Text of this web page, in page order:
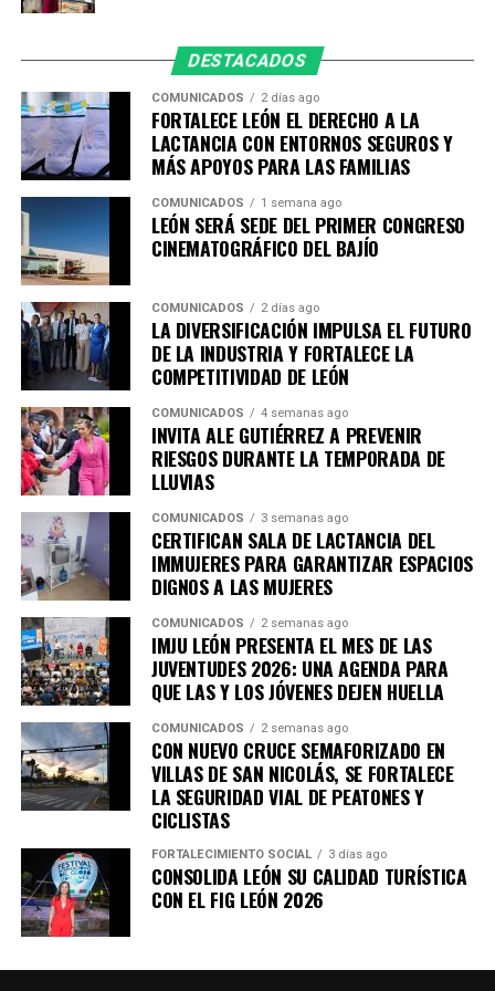
motocicletas, 33 autos y camionetas, un tractocamión y
Esta cifra se suma a los 871 vehículos con reporte de
robo recuperados, durante el año, en su mayoría fueron
motocicletas con 552 unidades aseguradas.
en los principales indicadores delictivos. De enero a
julio, los homicidios dolosos disminuyeron en promedio
12% respecto al mismo periodo de 2025.
En este lapso, los homicidios dolosos pasaron de 348
casos en 2025 a 305 en 2026, lo que representa una
disminución de 12.36% Asimismo, en este periodo se
registraron disminuciones en delitos patrimoniales:
– Robo a casa habitación: -21.51%.
– Robo a transeúnte: -14.67%
– Robo de vehículo: -24.29%
La Secretaría de Seguridad, Prevención y Protección
Ciudadana mantiene el despliegue operativo para
detener a quienes delinquen, retirar de las calles armas y
objetos utilizados para cometer delitos y responder con
firmeza ante cualquier hecho que ponga en riesgo la
seguridad y tranquilidad de las y los leoneses.
DESTACADOS
COMUNICADOS 2 días ago
FORTALECE LEÓN EL DERECHO A LA
LACTANCIA CON ENTORNOS SEGUROS Y
MÁS APOYOS PARA LAS FAMILIAS
COMUNICADOS 1 semana ago
LEÓN SERÁ SEDE DEL PRIMER CONGRESO
CINEMATOGRÁFICO DEL BAJÍO
COMUNICADOS 2 días ago
LA DIVERSIFICACIÓN IMPULSA EL FUTURO
DE LA INDUSTRIA Y FORTALECE LA
COMPETITIVIDAD DE LEÓN
COMUNICADOS 4 semanas ago
INVITA ALE GUTIÉRREZ A PREVENIR
RIESGOS DURANTE LA TEMPORADA DE
LLUVIAS
COMUNICADOS 3 semanas ago
CERTIFICAN SALA DE LACTANCIA DEL
IMMUJERES PARA GARANTIZAR ESPACIOS
DIGNOS A LAS MUJERES
COMUNICADOS 2 semanas ago
IMJU LEÓN PRESENTA EL MES DE LAS
JUVENTUDES 2026: UNA AGENDA PARA
QUE LAS Y LOS JÓVENES DEJEN HUELLA
COMUNICADOS 2 semanas ago
CON NUEVO CRUCE SEMAFORIZADO EN
VILLAS DE SAN NICOLÁS, SE FORTALECE
LA SEGURIDAD VIAL DE PEATONES Y
CICLISTAS
FORTALECIMIENTO SOCIAL 3 días ago
CONSOLIDA LEÓN SU CALIDAD TURÍSTICA
CON EL FIG LEÓN 2026